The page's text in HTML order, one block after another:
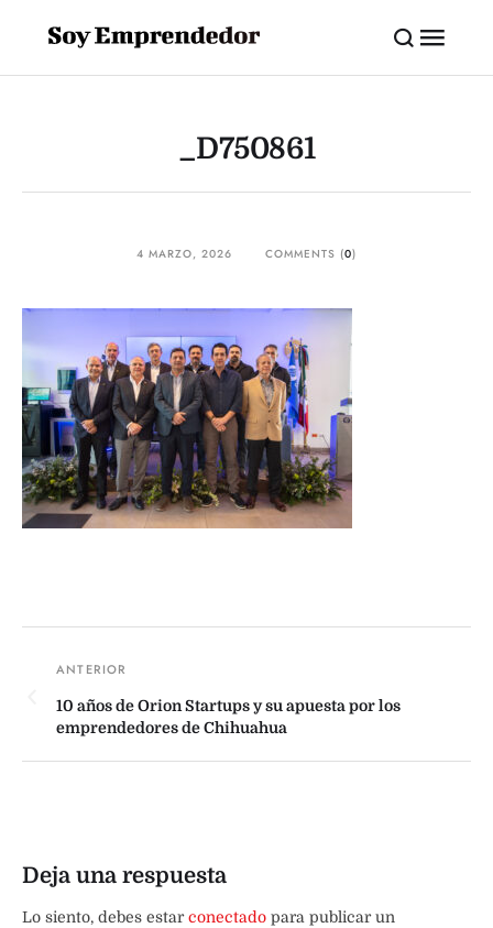
_D750861
4 MARZO, 2026 COMMENTS (0)
10 años de Orion Startups y su apuesta por los
emprendedores de Chihuahua
Deja una respuesta
Lo siento, debes estarconectado para publicar un